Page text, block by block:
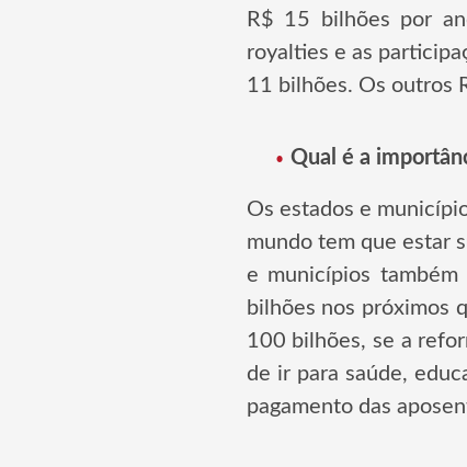
R$ 15 bilhões por
royalties e as
11 bilhões. Os outros
Qual é a
Os estados e
mundo tem que estar
e municípios
bilhões nos próximos
100 bilhões, se a
de ir para saúde,
pagamento das